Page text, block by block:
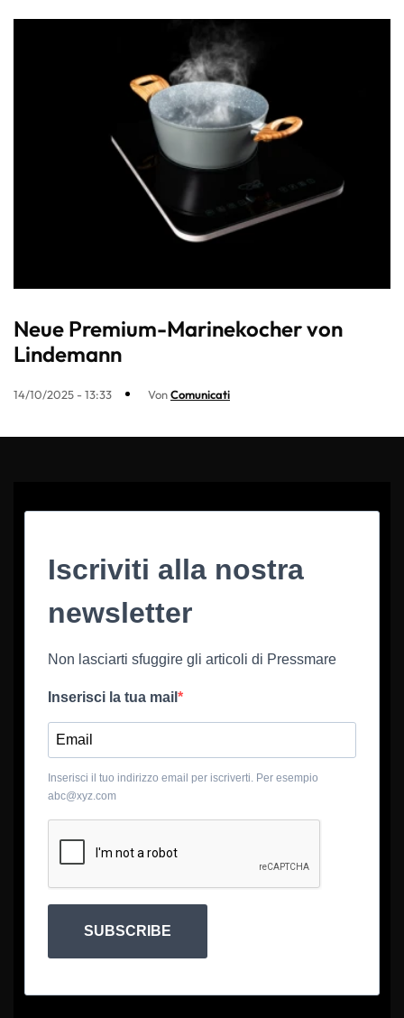
Neue Premium-Marinekocher von
Lindemann
14/10/2025 - 13:33 VonComunicati
Iscriviti alla nostra
newsletter
Non lasciarti sfuggire gli articoli di Pressmare
Inserisci la tua mail
Inserisci il tuo indirizzo email per iscriverti. Per esempio
abc@xyz.com
SUBSCRIBE